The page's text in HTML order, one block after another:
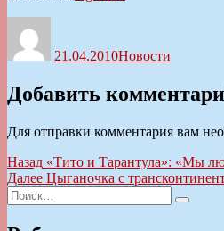
21.04.2010Новости
Добавить
Для отправки комментария вам
Навигация
по
записям
Назад Предыдущая
запись:
«Тито и Тарантула»: «Мы
Далее Следующая
Цыганочка с
Искать:
Поиск